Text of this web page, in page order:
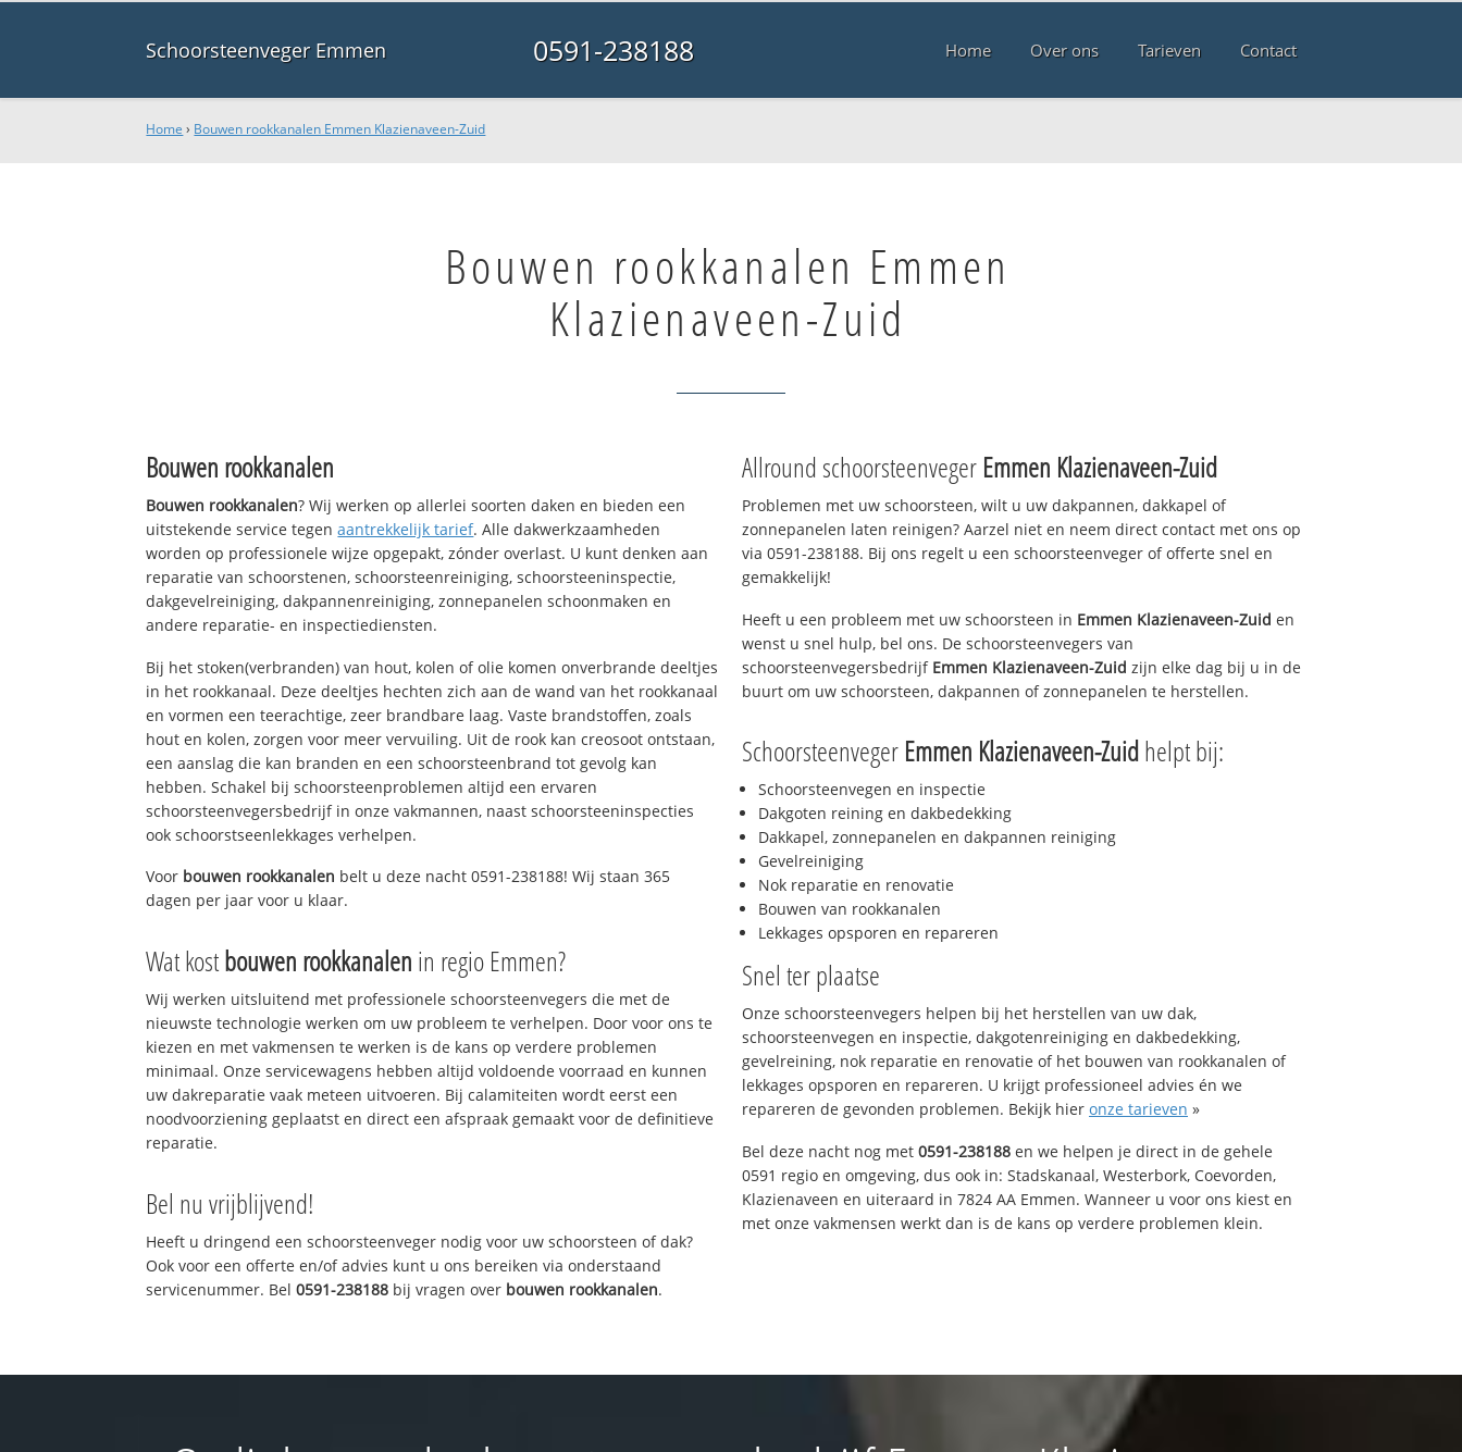
Schoorsteenveger Emmen 0591-238188 Home Over ons Tarieven Contact
Home › Bouwen rookkanalen Emmen Klazienaveen-Zuid
Bouwen rookkanalen Emmen
Klazienaveen-Zuid
Bouwen rookkanalen
Bouwen rookkanalen? Wij werken op allerlei soorten daken en bieden een
uitstekende service tegenaantrekkelijk tarief. Alle dakwerkzaamheden
worden op professionele wijze opgepakt, zónder overlast. U kunt denken aan
reparatie van schoorstenen, schoorsteenreiniging, schoorsteeninspectie,
dakgevelreiniging, dakpannenreiniging, zonnepanelen schoonmaken en
andere reparatie- en inspectiediensten.
Bij het stoken(verbranden) van hout, kolen of olie komen onverbrande deeltjes
in het rookkanaal. Deze deeltjes hechten zich aan de wand van het rookkanaal
en vormen een teerachtige, zeer brandbare laag. Vaste brandstoffen, zoals
hout en kolen, zorgen voor meer vervuiling. Uit de rook kan creosoot ontstaan,
een aanslag die kan branden en een schoorsteenbrand tot gevolg kan
hebben. Schakel bij schoorsteenproblemen altijd een ervaren
schoorsteenvegersbedrijf in onze vakmannen, naast schoorsteeninspecties
ook schoorstseenlekkages verhelpen.
Voor bouwen rookkanalen belt u deze nacht 0591-238188! Wij staan 365
dagen per jaar voor u klaar.
Wat kostbouwen rookkanalen in regio Emmen?
Wij werken uitsluitend met professionele schoorsteenvegers die met de
nieuwste technologie werken om uw probleem te verhelpen. Door voor ons te
kiezen en met vakmensen te werken is de kans op verdere problemen
minimaal. Onze servicewagens hebben altijd voldoende voorraad en kunnen
uw dakreparatie vaak meteen uitvoeren. Bij calamiteiten wordt eerst een
noodvoorziening geplaatst en direct een afspraak gemaakt voor de definitieve
reparatie.
Bel nu vrijblijvend!
Heeft u dringend een schoorsteenveger nodig voor uw schoorsteen of dak?
Ook voor een offerte en/of advies kunt u ons bereiken via onderstaand
servicenummer. Bel0591-238188 bij vragen over bouwen rookkanalen.
Allround schoorsteenveger Emmen Klazienaveen-Zuid
Problemen met uw schoorsteen, wilt u uw dakpannen, dakkapel of
zonnepanelen laten reinigen? Aarzel niet en neem direct contact met ons op
via 0591-238188. Bij ons regelt u een schoorsteenveger of offerte snel en
gemakkelijk!
Heeft u een probleem met uw schoorsteen in Emmen Klazienaveen-Zuid en
wenst u snel hulp, bel ons. De schoorsteenvegers van
schoorsteenvegersbedrijf Emmen Klazienaveen-Zuid zijn elke dag bij u in de
buurt om uw schoorsteen, dakpannen of zonnepanelen te herstellen.
Schoorsteenveger Emmen Klazienaveen-Zuidhelpt bij:
Schoorsteenvegen en inspectie
Dakgoten reining en dakbedekking
Dakkapel, zonnepanelen en dakpannen reiniging
Gevelreiniging
Nok reparatie en renovatie
Bouwen van rookkanalen
Lekkages opsporen en repareren
Snel ter plaatse
Onze schoorsteenvegers helpen bij het herstellen van uw dak,
schoorsteenvegen en inspectie, dakgotenreiniging en dakbedekking,
gevelreining, nok reparatie en renovatie of het bouwen van rookkanalen of
lekkages opsporen en repareren. U krijgt professioneel advies én we
repareren de gevonden problemen. Bekijk hier onze tarieven »
Bel deze nacht nog met 0591-238188 en we helpen je direct in de gehele
0591 regio en omgeving, dus ook in: Stadskanaal, Westerbork, Coevorden,
Klazienaveen en uiteraard in 7824 AA Emmen. Wanneer u voor ons kiest en
met onze vakmensen werkt dan is de kans op verdere problemen klein.